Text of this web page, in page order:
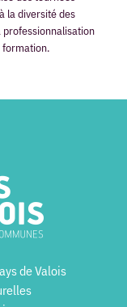
la diversité des
professionnalisation
formation.
de Valois